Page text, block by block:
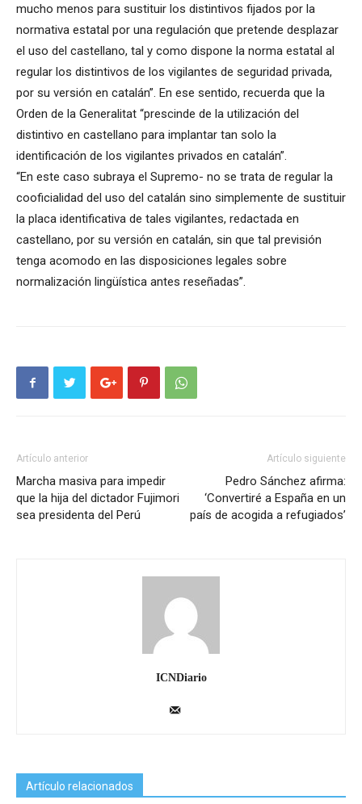
mucho menos para sustituir los distintivos fijados por la
normativa estatal por una regulación que pretende desplazar
el uso del castellano, tal y como dispone la norma estatal al
regular los distintivos de los vigilantes de seguridad privada,
por su versión en catalán”. En ese sentido, recuerda que la
Orden de la Generalitat “prescinde de la utilización del
distintivo en castellano para implantar tan solo la
identificación de los vigilantes privados en catalán”.
“En este caso subraya el Supremo- no se trata de regular la
cooficialidad del uso del catalán sino simplemente de sustituir
la placa identificativa de tales vigilantes, redactada en
castellano, por su versión en catalán, sin que tal previsión
tenga acomodo en las disposiciones legales sobre
normalización lingüística antes reseñadas”.
Artículo anterior
Marcha masiva para impedir
que la hija del dictador Fujimori
sea presidenta del Perú
Artículo siguiente
Pedro Sánchez afirma:
‘Convertiré a España en un
país de acogida a refugiados’
ICNDiario
Artículo relacionados